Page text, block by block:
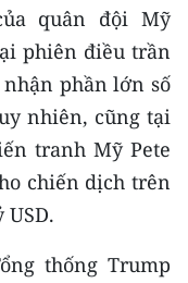
quân đội Mỹ
phiên điều trần
phần lớn số
nhiên, cũng tại
tranh Mỹ Pete
chiến dịch trên
thống Trump